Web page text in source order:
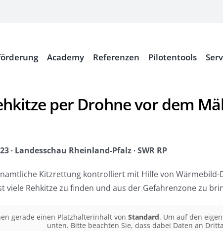
Academy Referenzen Pilotentools
per Drohne vor dem
∙ Landesschau Rheinland-Pfalz ∙ SWR RP
Kitzrettung kontrolliert mit Hilfe von Wärmebild-
viele Rehkitze zu finden und aus der Gefahrenzone zu
gerade einen Platzhalterinhalt von Standard. Um auf den
unten. Bitte beachten Sie, dass dabei Daten an